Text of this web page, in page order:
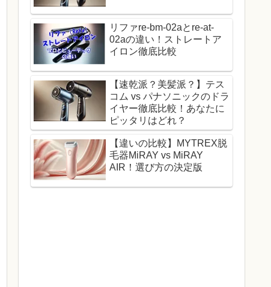
リファre-bm-02aとre-at-
02aの違い！ストレートア
イロン徹底比較
【速乾派？美髪派？】テス
コム vs パナソニックのドラ
イヤー徹底比較！あなたに
ピッタリはどれ？
【違いの比較】MYTREX脱
毛器MiRAY vs MiRAY
AIR！選び方の決定版